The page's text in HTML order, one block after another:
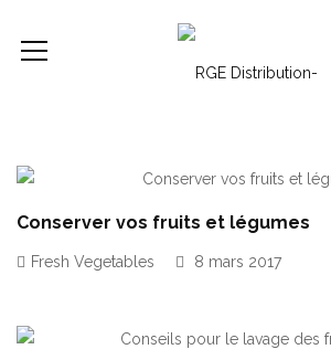
Conserver vos fruits et légumes
Fresh Vegetables 8 mars 2017